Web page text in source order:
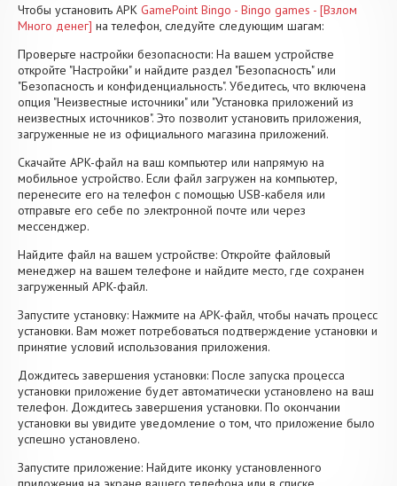
Чтобы установить APK GamePoint Bingo - Bingo games - [Взлом
Много денег] на телефон, следуйте следующим шагам:
Проверьте настройки безопасности: На вашем устройстве
откройте "Настройки" и найдите раздел "Безопасность" или
"Безопасность и конфиденциальность". Убедитесь, что включена
опция "Неизвестные источники" или "Установка приложений из
неизвестных источников". Это позволит установить приложения,
загруженные не из официального магазина приложений.
Скачайте APK-файл на ваш компьютер или напрямую на
мобильное устройство. Если файл загружен на компьютер,
перенесите его на телефон с помощью USB-кабеля или
отправьте его себе по электронной почте или через
мессенджер.
Найдите файл на вашем устройстве: Откройте файловый
менеджер на вашем телефоне и найдите место, где сохранен
загруженный APK-файл.
Запустите установку: Нажмите на APK-файл, чтобы начать процесс
установки. Вам может потребоваться подтверждение установки и
принятие условий использования приложения.
Дождитесь завершения установки: После запуска процесса
установки приложение будет автоматически установлено на ваш
телефон. Дождитесь завершения установки. По окончании
установки вы увидите уведомление о том, что приложение было
успешно установлено.
Запустите приложение: Найдите иконку установленного